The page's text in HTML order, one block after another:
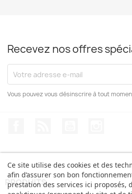
Recevez nos offres
Vous pouvez vous désinscrire à tout
Ce site utilise des cookies et des
afin d’assurer son bon
prestation des services ici proposés,
PRODUITS